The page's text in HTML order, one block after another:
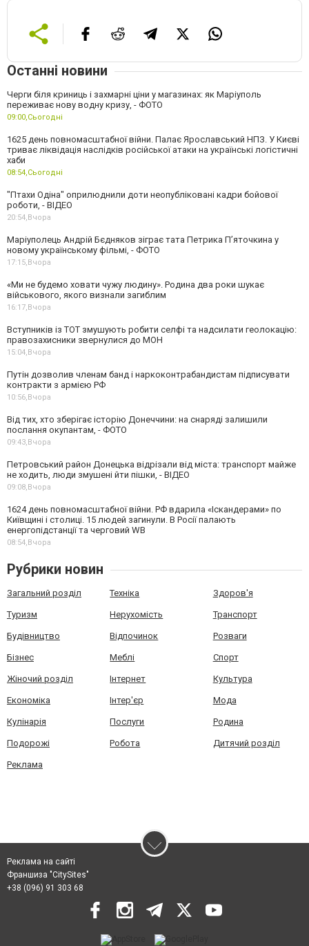
Останні новини
Черги біля криниць і захмарні ціни у магазинах: як Маріуполь
переживає нову водну кризу, - ФОТО
09:00,Сьогодні
1625 день повномасштабної війни. Палає Ярославський НПЗ. У Києві
триває ліквідація наслідків російської атаки на українські логістичні
хаби
08:54,Сьогодні
"Птахи Одіна" оприлюднили доти неопубліковані кадри бойової
роботи, - ВІДЕО
20:54,Вчора
Маріуполець Андрій Бєдняков зіграє тата Петрика П’яточкина у
новому українському фільмі, - ФОТО
17:15,Вчора
«Ми не будемо ховати чужу людину». Родина два роки шукає
військового, якого визнали загиблим
16:17,Вчора
Вступників із ТОТ змушують робити селфі та надсилати геолокацію:
правозахисники звернулися до МОН
15:04,Вчора
Путін дозволив членам банд і наркоконтрабандистам підписувати
контракти з армією РФ
10:56,Вчора
Від тих, хто зберігає історію Донеччини: на снаряді залишили
послання окупантам, - ФОТО
09:43,Вчора
Петровський район Донецька відрізали від міста: транспорт майже
не ходить, люди змушені йти пішки, - ВІДЕО
09:08,Вчора
1624 день повномасштабної війни. РФ вдарила «Іскандерами» по
Київщині і столиці. 15 людей загинули. В Росії палають
енергопідстанції та черговий WB
08:54,Вчора
Рубрики новин
Загальний розділ Техніка Здоров'я
Туризм Нерухомість Транспорт
Будівництво Відпочинок Розваги
Бізнес Меблі Спорт
Жіночий розділ Інтернет Культура
Економіка Інтер'єр Мода
Кулінарія Послуги Родина
Подорожі Робота Дитячий розділ
Реклама
Реклама на сайті
Франшиза "CitySites"
+38 (096) 91 303 68